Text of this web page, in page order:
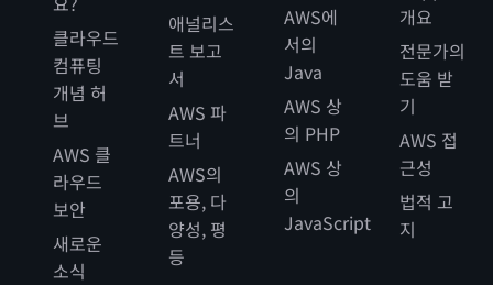
클라우드
컴퓨팅
개념 허
브
AWS 클
라우드
보안
새로운
소식
애널리스
트 보고
서
AWS 파
트너
AWS의
포용, 다
양성, 평
등
AWS에
서의
Java
AWS 상
의 PHP
AWS 상
의
JavaScript
개요
전문가의
도움 받
기
AWS 접
근성
법적 고
지